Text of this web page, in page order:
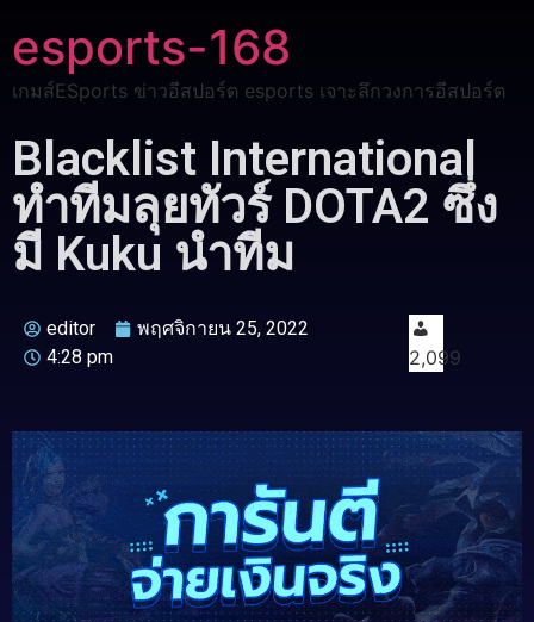
esports-168
เกมส์ESports ข่าวอีสปอร์ต esports เจาะลึกวงการอีสปอร์ต
Blacklist International
ทำทีมลุยทัวร์ DOTA2 ซึ่ง
มี Kuku นำทีม
editor
พฤศจิกายน 25, 2022
4:28 pm
2,099